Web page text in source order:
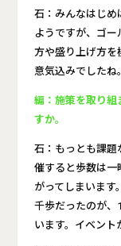
石：みんなはじめ
ようですが、ゴー
方や盛り上げ方を
意気込みでしたね。
編：施策を取り組
すか。
石：もっとも課題
催すると歩数は一
がってしまいます
千歩だったのが、
います。イベント